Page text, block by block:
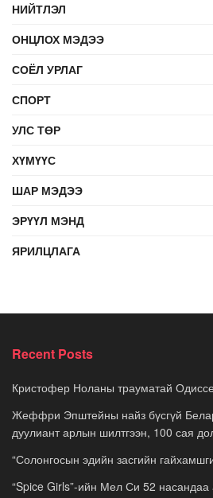
НИЙТЛЭЛ
ОНЦЛОХ МЭДЭЭ
СОЁЛ УРЛАГ
СПОРТ
УЛС ТӨР
ХҮМҮҮС
ШАР МЭДЭЭ
ЭРҮҮЛ МЭНД
ЯРИЛЦЛАГА
Recent Posts
Кристофер Ноланы трауматай
Жеффри Эпштейны найз бүсгүй
дуулиант арлын шилтгээн, 100 сая
“Солонгосын эдийн засгийн
“Spice Girls”-ийн Мел Си 52 насандаа